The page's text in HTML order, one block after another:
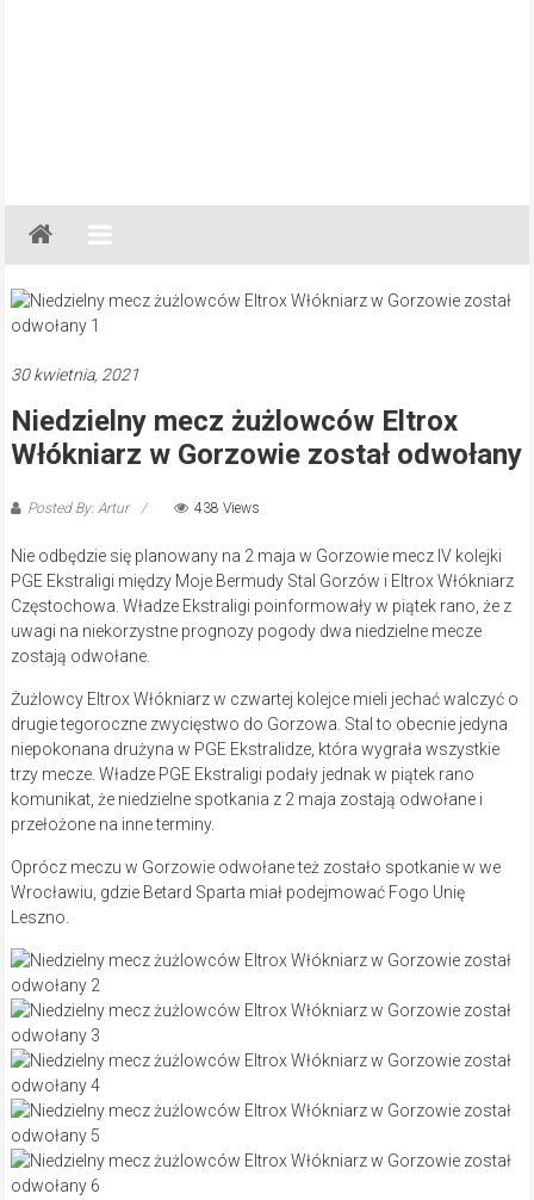
Gazeta
Regionalna
Częstochowa,
Kłobuck,
Myszków
30 kwietnia, 2021
Niedzielny mecz żużlowców Eltrox
Włókniarz w Gorzowie został odwołany
Posted By: Artur 438 Views
Nie odbędzie się planowany na 2 maja w Gorzowie mecz IV kolejki
PGE Ekstraligi między Moje Bermudy Stal Gorzów i Eltrox Włókniarz
Częstochowa. Władze Ekstraligi poinformowały w piątek rano, że z
uwagi na niekorzystne prognozy pogody dwa niedzielne mecze
zostają odwołane.
Żużlowcy Eltrox Włókniarz w czwartej kolejce mieli jechać walczyć o
drugie tegoroczne zwycięstwo do Gorzowa. Stal to obecnie jedyna
niepokonana drużyna w PGE Ekstralidze, która wygrała wszystkie
trzy mecze. Władze PGE Ekstraligi podały jednak w piątek rano
komunikat, że niedzielne spotkania z 2 maja zostają odwołane i
przełożone na inne terminy.
Oprócz meczu w Gorzowie odwołane też zostało spotkanie w we
Wrocławiu, gdzie Betard Sparta miał podejmować Fogo Unię
Leszno.